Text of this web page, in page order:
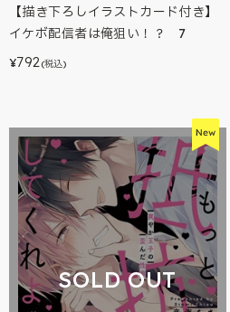
【描き下ろしイラストカード付き】
イケボ配信者は俺狙い！？ 7
¥792(税込)
SOLD OUT